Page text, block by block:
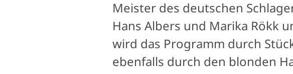
Meister des deutschen
Hans Albers und Marika Rökk
wird das Programm durch
ebenfalls durch den blonden